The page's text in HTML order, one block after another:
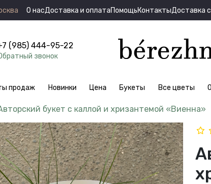
О насДоставка и оплатаПомощьКонтактыДоставка
(985) 444-95-22
звонок
продаж Новинки Цена Букеты Все цветы
букет с каллой и хризантемой «Виенна»